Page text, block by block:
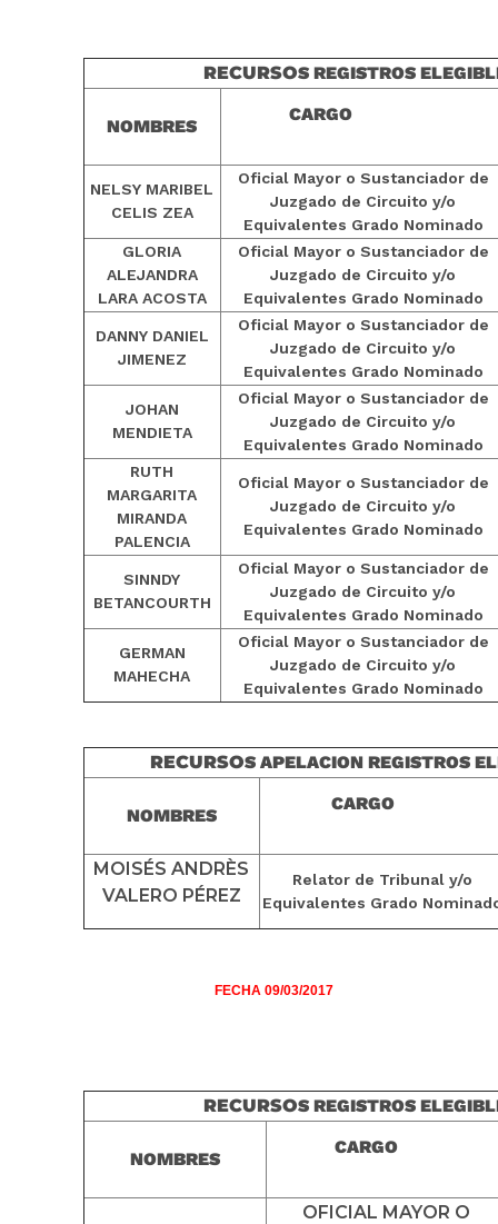
RECURSOS REGISTROS
NOMBRES
CARGO
NELSY MARIBEL
CELIS ZEA
Oficial Mayor o Sustanciador de
Juzgado de Circuito y/o
Equivalentes Grado Nominado
GLORIA
ALEJANDRA
LARA ACOSTA
Oficial Mayor o Sustanciador de
Juzgado de Circuito y/o
Equivalentes Grado Nominado
DANNY DANIEL
JIMENEZ
Oficial Mayor o Sustanciador de
Juzgado de Circuito y/o
Equivalentes Grado Nominado
JOHAN
MENDIETA
Oficial Mayor o Sustanciador de
Juzgado de Circuito y/o
Equivalentes Grado Nominado
RUTH
MARGARITA
MIRANDA
PALENCIA
Oficial Mayor o Sustanciador de
Juzgado de Circuito y/o
Equivalentes Grado Nominado
SINNDY
BETANCOURTH
Oficial Mayor o Sustanciador de
Juzgado de Circuito y/o
Equivalentes Grado Nominado
GERMAN
MAHECHA
Oficial Mayor o Sustanciador de
Juzgado de Circuito y/o
Equivalentes Grado Nominado
RECURSOS APELACION REGISTROS
NOMBRES
CARGO
MOISÉS ANDRÈS
VALERO PÉREZ
Relator de Tribunal y/o
Equivalentes Grado
FECHA 09/03/2017
RECURSOS REGISTROS
NOMBRES
CARGO
OFICIAL MAYOR O